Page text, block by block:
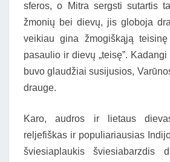
sferos, o Mitra sergsti sutartis
žmonių bei dievų, jis globoja
veikiau gina žmogiškąją
pasaulio ir dievų „teisę”.
buvo glaudžiai susijusios,
drauge.
Karo, audros ir lietaus
reljefiškas ir populiariausias
šviesiaplaukis šviesiabarzdis